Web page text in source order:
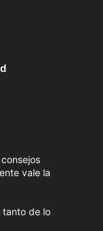
vale la
tanto de lo